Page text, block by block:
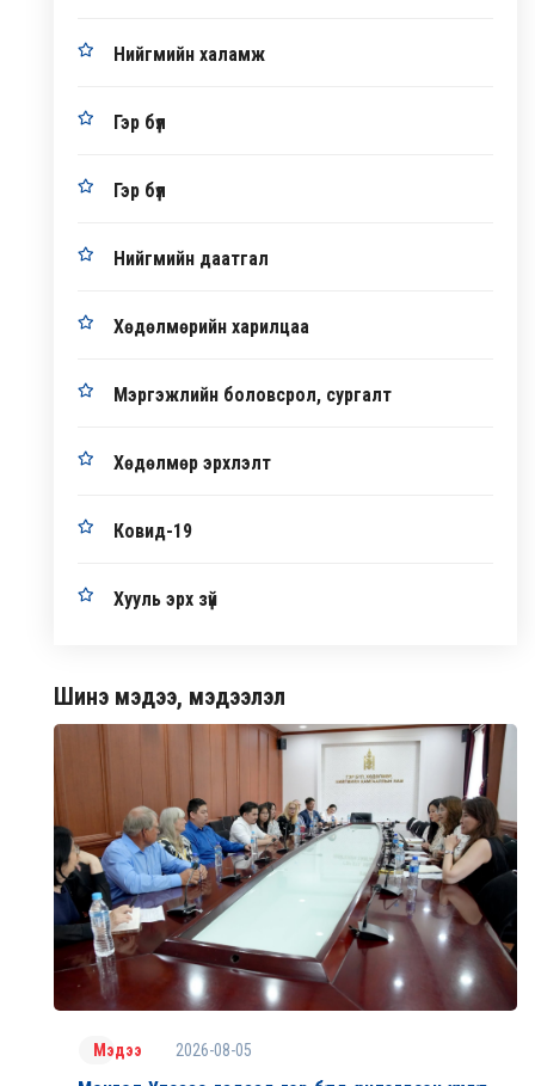
Нийгмийн халамж
Гэр бүл
Гэр бүл
Нийгмийн даатгал
Хөдөлмөрийн харилцаа
Мэргэжлийн боловсрол, сургалт
Хөдөлмөр эрхлэлт
Ковид-19
Хууль эрх зүй
Шинэ мэдээ, мэдээлэл
Мэдээ 2026-08-05